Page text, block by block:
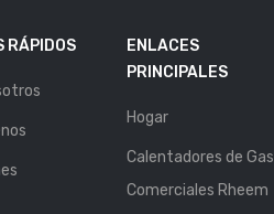
RÁPIDOS
ENLACES
PRINCIPALES
Hogar
Calentadores de Gas
Comerciales Rheem